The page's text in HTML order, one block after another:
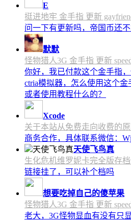
E
挺进地牢 金手指 更新
问一下有更新吗，帝国币还
默默
怪物猎人3G 金手指 更新
你好，我已付款这个金手指
ctria模拟器，怎么使用这个金
或者使用教程什么的？
Xcode
关于本站从免费走向收费的原
商务合作，具体联系微信：
天使飞鸟真
生化危机维罗妮卡完全版存
链接挂了，可以补个档吗
想要吃掉自己的傻苹果
怪物猎人3G 金手指 更新
老大，3G怪物显血有没有只